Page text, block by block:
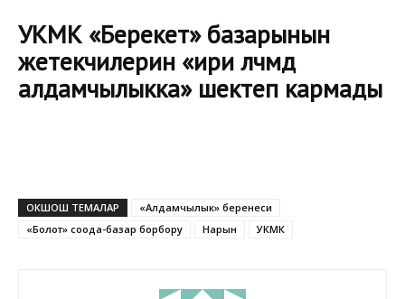
УКМК «Берекет» базарынын
жетекчилерин «ири өлчөмдө
алдамчылыкка» шектеп кармады
ОКШОШ ТЕМАЛАР
«Алдамчылык» беренеси
«Болот» соода-базар борбору
Нарын УКМК